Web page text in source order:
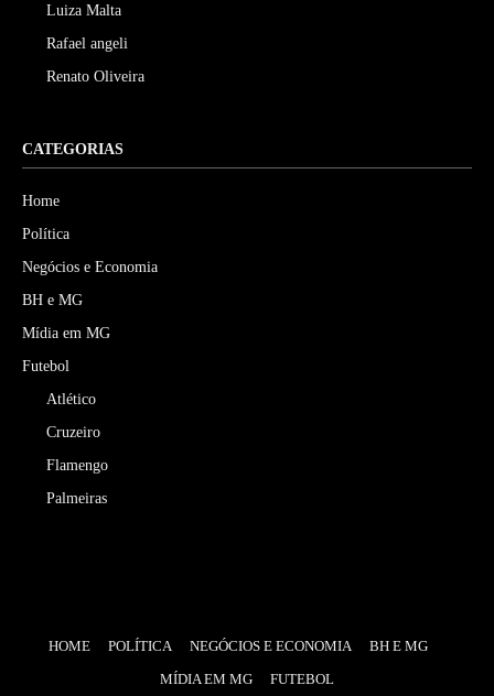
Luiza Malta
Rafael angeli
Renato Oliveira
CATEGORIAS
Home
Política
Negócios e Economia
BH e MG
Mídia em MG
Futebol
Atlético
Cruzeiro
Flamengo
Palmeiras
HOME POLÍTICA NEGÓCIOS E ECONOMIA
BH E MG
MÍDIA EM MG
FUTEBOL